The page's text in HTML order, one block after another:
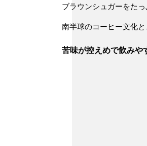
ブラウンシュガーをた
南半球のコーヒー文化
苦味が控えめで飲みや